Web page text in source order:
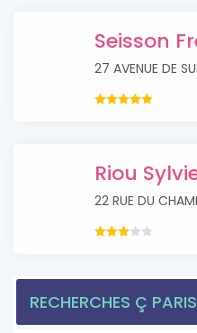
Seisson
27 AVENUE DE
Riou
22 RUE DU
RECHERCHES Ç